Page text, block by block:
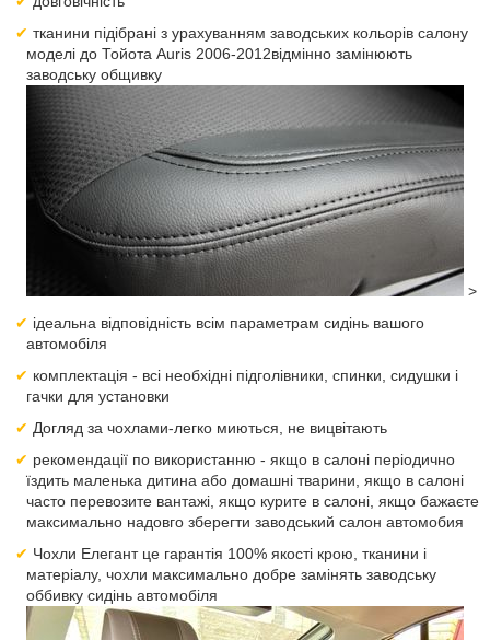
тканини підібрані з урахуванням заводських кольорів салону
моделі до Тойота Auris 2006-2012відмінно замінюють
заводську общивку
>
ідеальна відповідність всім параметрам сидінь вашого
автомобіля
комплектація - всі необхідні підголівники, спинки, сидушки і
гачки для установки
Догляд за чохлами-легко миються, не вицвітають
рекомендації по використанню - якщо в салоні періодично
їздить маленька дитина або домашні тварини, якщо в салоні
часто перевозите вантажі, якщо курите в салоні, якщо бажаєте
максимально надовго зберегти заводський салон автомобия
Чохли Елегант це гарантія 100% якості крою, тканини і
матеріалу, чохли максимально добре замінять заводську
оббивку сидінь автомобіля